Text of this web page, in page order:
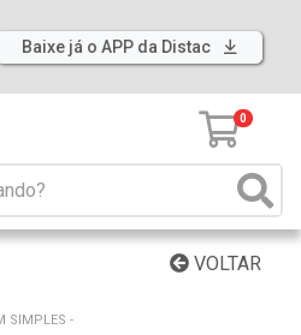
Baixe já o APP da Distac
0
VOLTAR
SIMPLES -